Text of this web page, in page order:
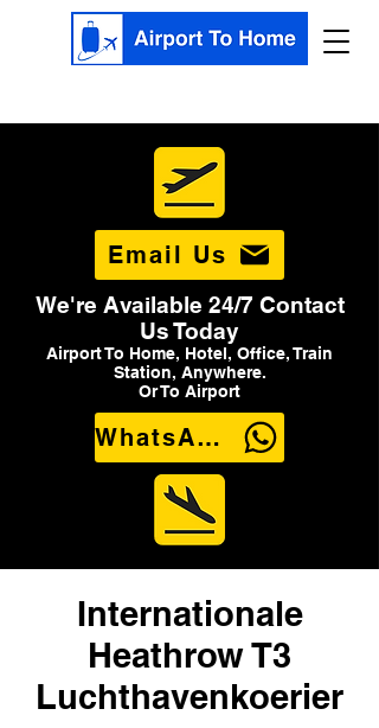
Email Us
We're Available 24/7 Contact
Us Today
Airport To Home, Hotel, Office, Train
Station, Anywhere.
Or To Airport
WhatsApp Us
Internationale
Heathrow T3
Luchthavenkoerier